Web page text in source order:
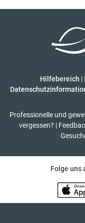
Hilfebereich |
Professionelle und
vergessen? |
Folge uns